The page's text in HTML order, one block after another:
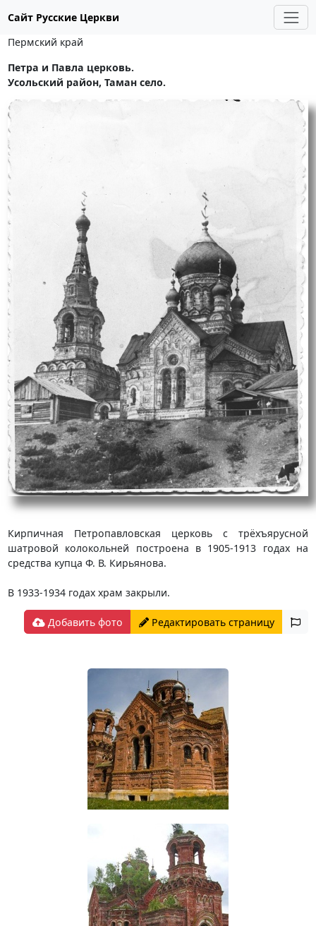
Сайт Русские Церкви
Пермский край
Петра и Павла церковь.
Усольский район, Таман село.
Кирпичная Петропавловская церковь с трёхъярусной
шатровой колокольней построена в 1905-1913 годах на
средства купца Ф. В. Кирьянова.
В 1933-1934 годах храм закрыли.
Добавить фото Редактировать страницу